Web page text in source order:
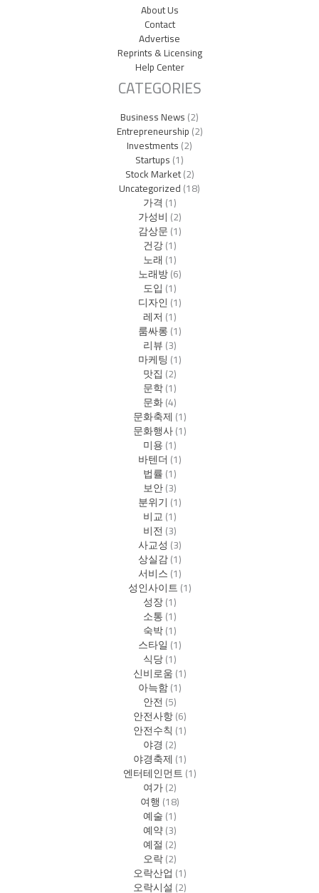
About Us
Contact
Advertise
Reprints & Licensing
Help Center
CATEGORIES
Business News(2)
Entrepreneurship(2)
Investments(2)
Startups(1)
Stock Market(2)
Uncategorized(18)
가격 (1)
가성비 (2)
감상문(1)
건강(1)
노래 (1)
노래방(6)
도입 (1)
디자인(1)
레저 (1)
룸싸롱(1)
리뷰(3)
마케팅 (1)
맛집 (2)
문학(1)
문화(4)
문화축제 (1)
문화행사(1)
미용(1)
바텐더 (1)
법률(1)
보안(3)
분위기 (1)
비교(1)
비전(3)
사교성 (3)
상실감(1)
서비스(1)
성인사이트(1)
성장(1)
소통(1)
숙박(1)
스타일 (1)
식당(1)
신비로움(1)
아늑함(1)
안전(5)
안전사항(6)
안전수칙 (1)
야경 (2)
야경축제 (1)
엔터테인먼트(1)
여가(2)
여행 (18)
예술(1)
예약(3)
예절 (2)
오락(2)
오락산업 (1)
오락시설 (2)